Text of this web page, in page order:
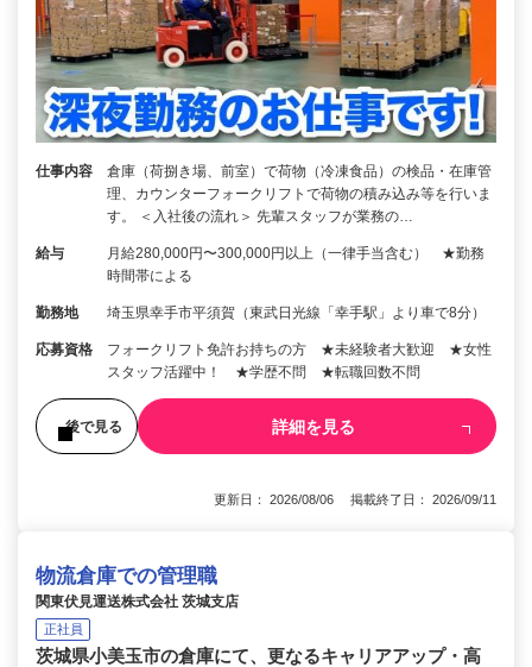
仕事内容
倉庫（荷捌き場、前室）で荷物（冷凍食品）の検品・在庫管
理、カウンターフォークリフトで荷物の積み込み等を行いま
す。 ＜入社後の流れ＞ 先輩スタッフが業務の…
給与
月給280,000円〜300,000円以上（一律手当含む） ★勤務
時間帯による
勤務地 埼玉県幸手市平須賀（東武日光線「幸手駅」より車で8分）
応募資格
フォークリフト免許お持ちの方 ★未経験者大歓迎 ★女性
スタッフ活躍中！ ★学歴不問 ★転職回数不問
後で見る 詳細を見る
更新日： 2026/08/06 掲載終了日： 2026/09/11
物流倉庫での管理職
関東伏見運送株式会社 茨城支店
正社員
茨城県小美玉市の倉庫にて、更なるキャリアアップ・高